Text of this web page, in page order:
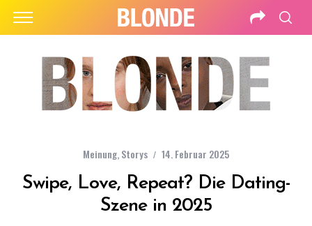
Meinung,Storys 14. Februar 2025
Swipe, Love, Repeat? Die Dating-
Szene in 2025